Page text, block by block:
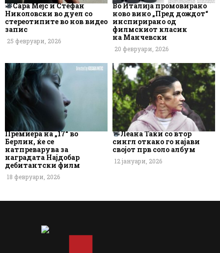
Сара Мејс и Стефан
Николовски во дуел со
стереотипите во нов видео
запис
25 февруари, 2026
Во Италија промовирано
ново вино „Пред дождот“
инспирирано од
филмскиот класик
на Манчевски
20 февруари, 2026
Премиера на „17“ во
Берлин, ќе се
натпреварува за
наградата Најдобар
дебитантски филм
18 февруари, 2026
Леана Таќи со втор
сингл откако го најави
својот прв соло албум
12 јануари, 2026